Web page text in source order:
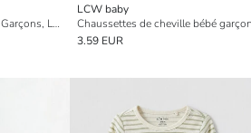
Chaussettes de cheville Bébés Garçons, Lot de 7
LCW baby
3.59 EUR